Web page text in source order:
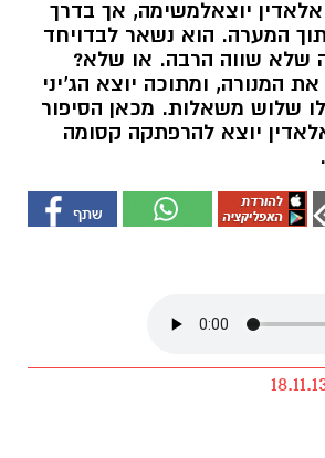
יוצאלמשימה, אך בדרך
המערה. הוא נשאר לבדויחד
שלא שווה הרבה. או שלא?
המנורה, ומתוכה יוצא הג'יני
שלוש משאלות. מכאן הסיפור
יוצא להרפתקה קסומה